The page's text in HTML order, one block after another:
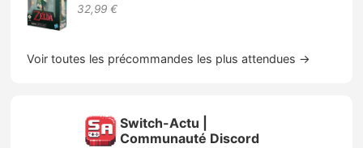
32,99 €
Voir toutes les précommandes les plus attendues →
Switch-Actu |
Communauté Discord